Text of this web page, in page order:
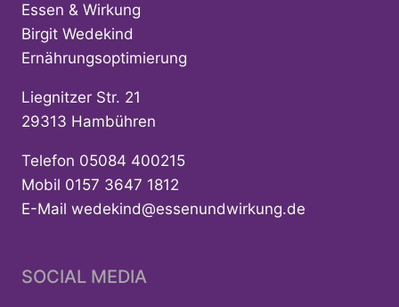
Essen & Wirkung
Birgit Wedekind
Ernährungsoptimierung
Liegnitzer Str. 21
29313 Hambühren
Telefon 05084 400215
Mobil 0157 3647 1812
E-Mail wedekind@essenundwirkung.de
SOCIAL MEDIA